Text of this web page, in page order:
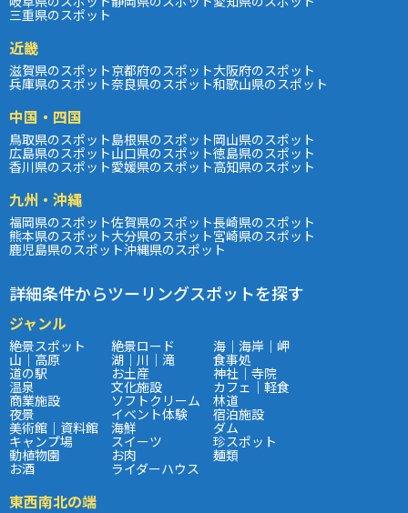
三重県のスポット
近畿
滋賀県のスポット京都府のスポット大阪府のスポット
兵庫県のスポット奈良県のスポット和歌山県のスポット
中国・四国
鳥取県のスポット島根県のスポット岡山県のスポット
広島県のスポット山口県のスポット徳島県のスポット
香川県のスポット愛媛県のスポット高知県のスポット
九州・沖縄
福岡県のスポット佐賀県のスポット長崎県のスポット
熊本県のスポット大分県のスポット宮崎県のスポット
鹿児島県のスポット沖縄県のスポット
詳細条件からツーリングスポットを探す
ジャンル
絶景スポット 絶景ロード 海｜海岸｜岬
山｜高原 湖｜川｜滝 食事処
道の駅 お土産 神社｜寺院
温泉 文化施設 カフェ｜軽食
商業施設 ソフトクリーム 林道
夜景 イベント体験 宿泊施設
美術館｜資料館 海鮮 ダム
キャンプ場 スイーツ 珍スポット
動植物園 お肉 麺類
お酒 ライダーハウス
東西南北の端